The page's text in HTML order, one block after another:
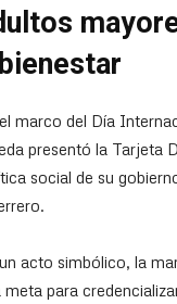
marco del Día
presentó la Tarjeta
social de su
acto simbólico, la
meta para